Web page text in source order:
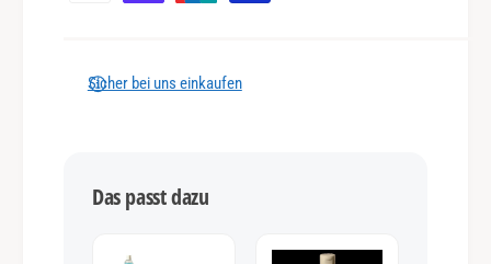
Sicher bei uns einkaufen
Das passt dazu